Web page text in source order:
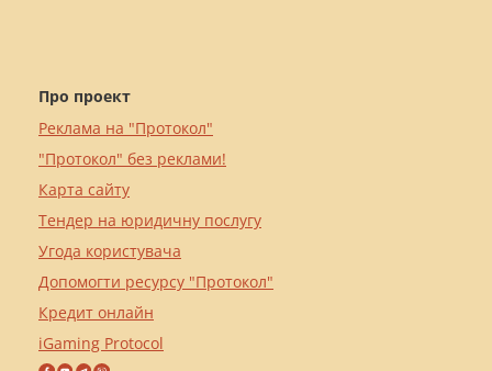
Про проект
Реклама на "Протокол"
"Протокол" без реклами!
Карта сайту
Тендер на юридичну послугу
Угода користувача
Допомогти ресурсу "Протокол"
Кредит онлайн
iGaming Protocol